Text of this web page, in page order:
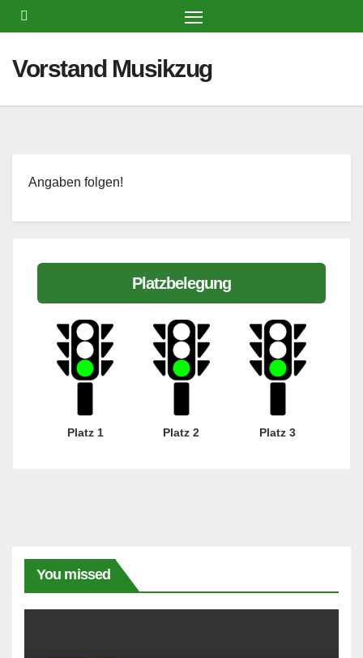
Zum
Inhalt
springen
Vorstand Musikzug
Angaben folgen!
Platzbelegung
Platz 1 Platz 2 Platz 3
You missed